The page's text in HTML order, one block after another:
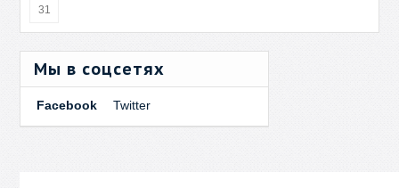
31
Мы в соцсетях
Facebook Twitter